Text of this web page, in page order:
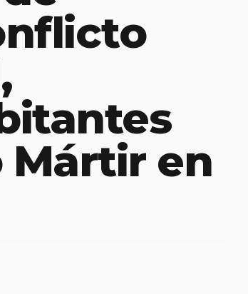
Mártir en